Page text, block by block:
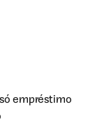
empréstimo